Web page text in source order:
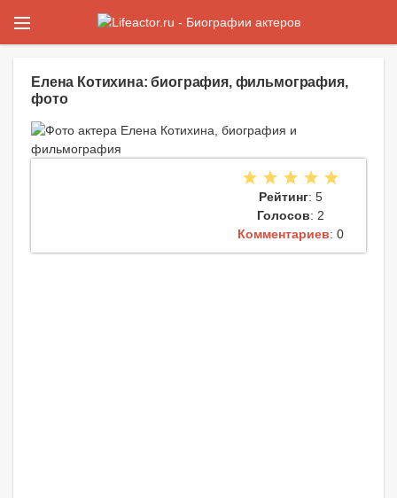
Елена Котихина: биография, фильмография,
фото
Рейтинг: 5
Голосов: 2
Комментариев: 0